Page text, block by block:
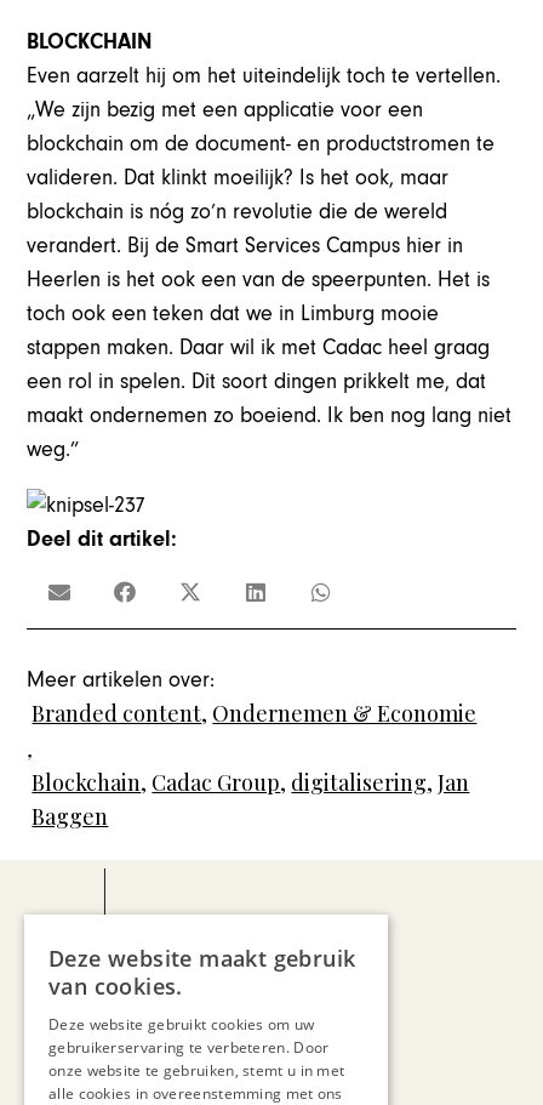
BLOCKCHAIN
Even aarzelt hij om het uiteindelijk toch te vertellen.
„We zijn bezig met een applicatie voor een
blockchain om de document- en productstromen te
valideren. Dat klinkt moeilijk? Is het ook, maar
blockchain is nóg zo’n revolutie die de wereld
verandert. Bij de Smart Services Campus hier in
Heerlen is het ook een van de speerpunten. Het is
toch ook een teken dat we in Limburg mooie
stappen maken. Daar wil ik met Cadac heel graag
een rol in spelen. Dit soort dingen prikkelt me, dat
maakt ondernemen zo boeiend. Ik ben nog lang niet
weg.”
Deel dit artikel:
Meer artikelen over:
Branded content, Ondernemen & Economie
,
Blockchain, Cadac Group, digitalisering,Jan
Baggen
Deze website maakt gebruik
van cookies.
Deze website gebruikt cookies om uw
gebruikerservaring te verbeteren. Door
onze website te gebruiken, stemt u in met
alle cookies in overeenstemming met ons